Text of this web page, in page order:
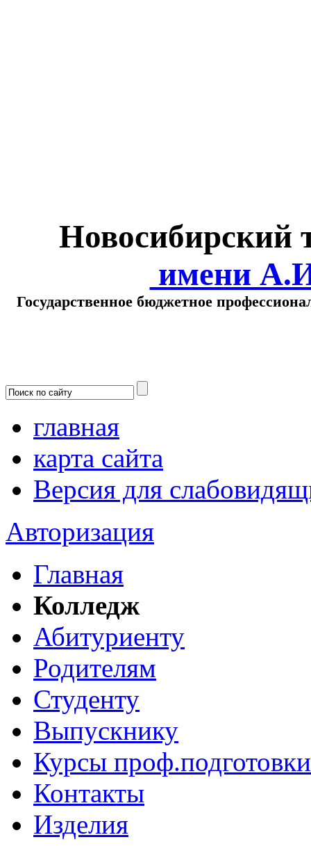
Новосибирский
имени
Государственное бюджетное
главная
карта сайта
Версия для
Авторизация
Главная
Колледж
Абитуриенту
Родителям
Студенту
Выпускнику
Курсы проф.подготовки
Контакты
Изделия